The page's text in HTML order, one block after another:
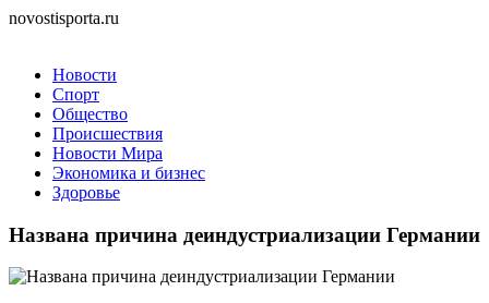
novostisporta.ru
Новости
Спорт
Общество
Происшествия
Новости Мира
Экономика и бизнес
Здоровье
Названа причина деиндустриализации Германии